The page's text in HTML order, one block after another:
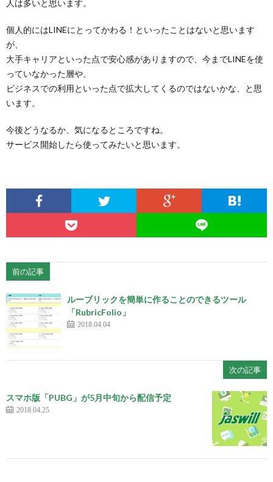
人は多いと思います。
個人的にはLINEにとってかわる！といったことはないと思います
が、
大手キャリアといった点で安心感がありますので、今までLINEを使
っていなかった層や、
ビジネスでの利用といった点で拡大してくるのではないかな、と思
います。
今後どうなるか、気になるところですね。
サービス開始したら使ってみたいと思います。
前の記事
ルーブリックを簡単に作ることのできるツール
「RubricFolio」
2018.04.04
次の記事
スマホ版「PUBG」が5月中旬から配信予定
2018.04.25